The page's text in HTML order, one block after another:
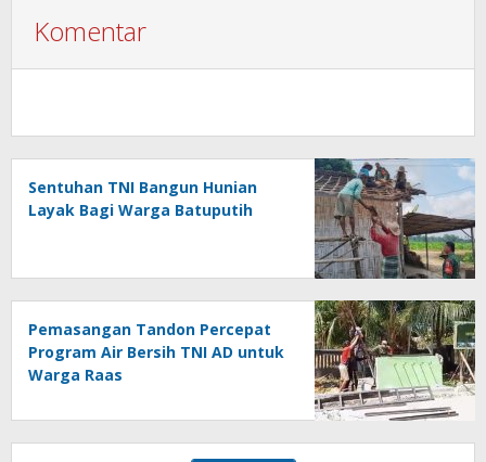
Komentar
Sentuhan TNI Bangun Hunian
Layak Bagi Warga Batuputih
Pemasangan Tandon Percepat
Program Air Bersih TNI AD untuk
Warga Raas